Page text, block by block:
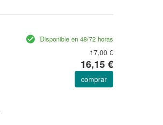
Disponible en 48/72 horas
17,00 €
16,15 €
comprar